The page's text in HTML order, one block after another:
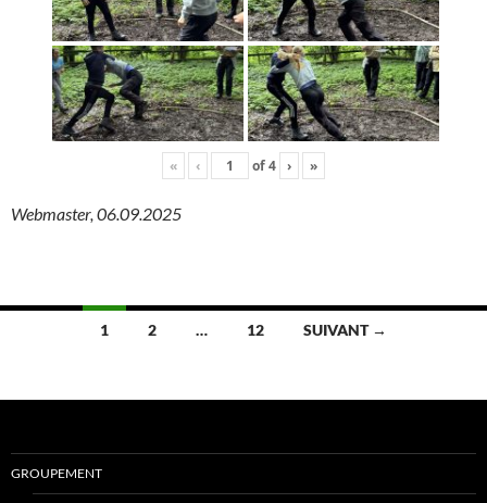
« ‹ of4 › »
Webmaster, 06.09.2025
Navigation
articles
1 2 … 12 SUIVANT →
GROUPEMENT